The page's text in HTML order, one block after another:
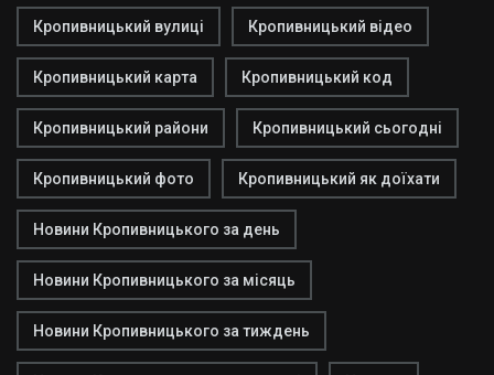
Кропивницький вулиці Кропивницький відео
Кропивницький карта Кропивницький код
Кропивницький райони Кропивницький сьогодні
Кропивницький фото Кропивницький як доїхати
Новини Кропивницького за день
Новини Кропивницького за місяць
Новини Кропивницького за тиждень